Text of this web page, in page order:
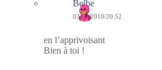
Belbe
03/03/2010/20:52
en l’apprivoisant
Bien à toi !